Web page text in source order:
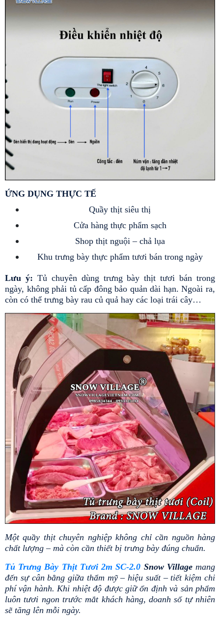
ỨNG DỤNG THỰC TẾ
Quầy thịt siêu thị
Cửa hàng thực phẩm sạch
Shop thịt nguội – chả lụa
Khu trưng bày thực phẩm tươi bán trong ngày
Lưu ý: Tủ chuyên dùng trưng bày thịt tươi bán trong
ngày, không phải tủ cấp đông bảo quản dài hạn. Ngoài ra,
còn có thể trưng bày rau củ quả hay các loại trái cây…
Một quầy thịt chuyên nghiệp không chỉ cần nguồn hàng
chất lượng – mà còn cần thiết bị trưng bày đúng chuẩn.
Tủ Trưng Bày Thịt Tươi 2m SC-2.0 Snow Village mang
đến sự cân bằng giữa thẩm mỹ – hiệu suất – tiết kiệm chi
phí vận hành. Khi nhiệt độ được giữ ổn định và sản phẩm
luôn tươi ngon trước mắt khách hàng, doanh số tự nhiên
sẽ tăng lên mỗi ngày.